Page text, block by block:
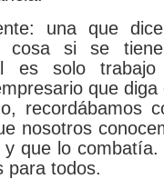
una que
cosa si se
es solo trabajo
que diga
recordábamos
nosotros
que lo
para todos.